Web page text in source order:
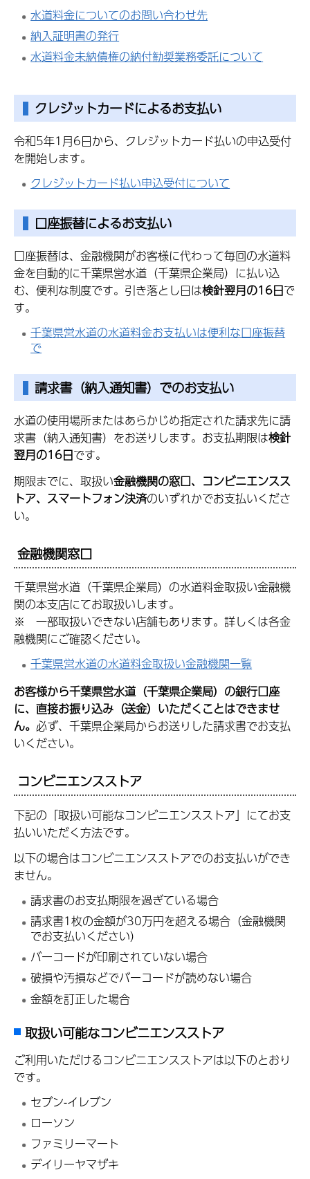
水道料金についてのお問い合わせ先
納入証明書の発行
水道料金未納債権の納付勧奨業務委託について
クレジットカードによるお支払い
令和5年1月6日から、クレジットカード払いの申込受付
を開始します。
クレジットカード払い申込受付について
口座振替によるお支払い
口座振替は、金融機関がお客様に代わって毎回の水道料
金を自動的に千葉県営水道（千葉県企業局）に払い込
む、便利な制度です。引き落とし日は検針翌月の16日で
す。
千葉県営水道の水道料金お支払いは便利な口座振替
で
請求書（納入通知書）でのお支払い
水道の使用場所またはあらかじめ指定された請求先に請
求書（納入通知書）をお送りします。お支払期限は検針
翌月の16日です。
期限までに、取扱い金融機関の窓口、コンビニエンスス
トア、スマートフォン決済のいずれかでお支払いくださ
い。
金融機関窓口
千葉県営水道（千葉県企業局）の水道料金取扱い金融機
関の本支店にてお取扱いします。
※
一部取扱いできない店舗もあります。詳しくは各金
融機関にご確認ください。
千葉県営水道の水道料金取扱い金融機関一覧
お客様から千葉県営水道（千葉県企業局）の銀行口座
に、直接お振り込み（送金）いただくことはできませ
ん。 必ず、千葉県企業局からお送りした請求書でお支払
いください。
コンビニエンスストア
下記の「取扱い可能なコンビニエンスストア」にてお支
払いいただく方法です。
以下の場合はコンビニエンスストアでのお支払いができ
ません。
請求書のお支払期限を過ぎている場合
請求書1枚の金額が30万円を超える場合（金融機関
でお支払いください）
バーコードが印刷されていない場合
破損や汚損などでバーコードが読めない場合
金額を訂正した場合
取扱い可能なコンビニエンスストア
ご利用いただけるコンビニエンスストアは以下のとおり
です。
セブン-イレブン
ローソン
ファミリーマート
デイリーヤマザキ